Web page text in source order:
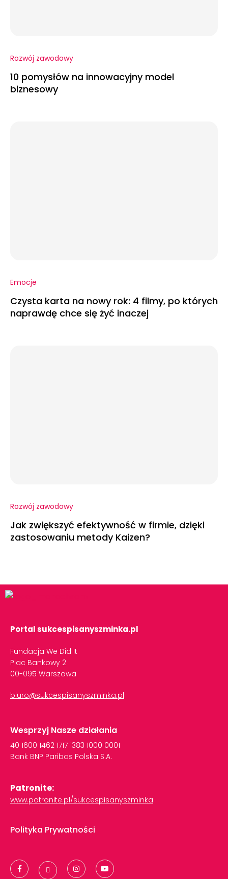
Rozwój zawodowy
10 pomysłów na innowacyjny model
biznesowy
Emocje
Czysta karta na nowy rok: 4 filmy, po których
naprawdę chce się żyć inaczej
Rozwój zawodowy
Jak zwiększyć efektywność w firmie, dzięki
zastosowaniu metody Kaizen?
Portal sukcespisanyszminka.pl
Fundacja We Did It
Plac Bankowy 2
00-095 Warszawa
biuro@sukcespisanyszminka.pl
Wesprzyj Nasze działania
40 1600 1462 1717 1383 1000 0001
Bank BNP Paribas Polska S.A.
Patronite:
www.patronite.pl/sukcespisanyszminka
Polityka Prywatności